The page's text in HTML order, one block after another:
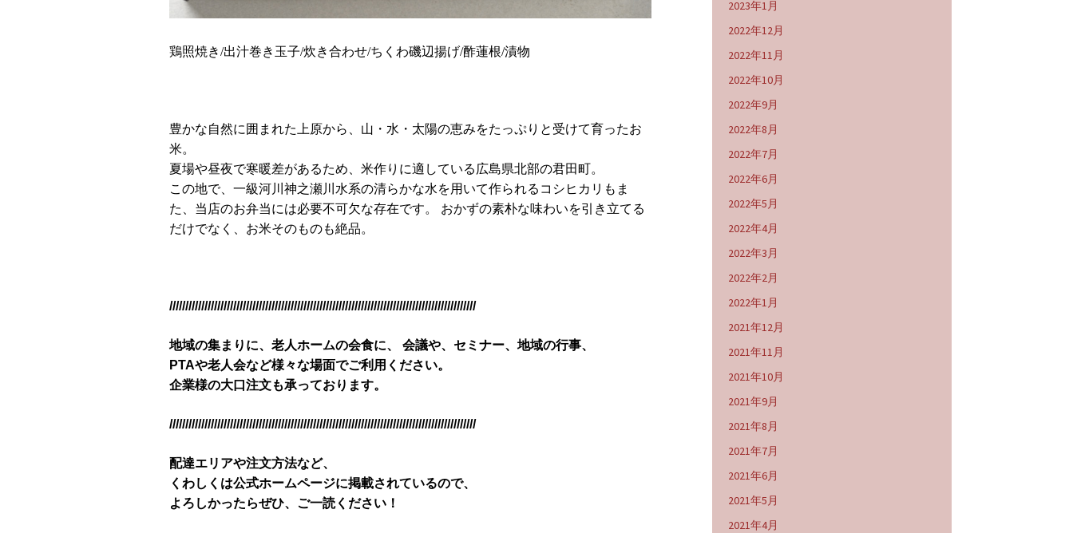
鶏照焼き/出汁巻き玉子/炊き合わせ/ちくわ磯辺揚げ/酢蓮根/漬物
豊かな自然に囲まれた上原から、山・水・太陽の恵みをたっぷりと受けて育ったお
米。
夏場や昼夜で寒暖差があるため、米作りに適している広島県北部の君田町。
この地で、一級河川神之瀬川水系の清らかな水を用いて作られるコシヒカリもま
た、当店のお弁当には必要不可欠な存在です。 おかずの素朴な味わいを引き立てる
だけでなく、お米そのものも絶品。
////////////////////////////////////////////////////////////////////////////////////////////////
地域の集まりに、老人ホームの会食に、 会議や、セミナー、地域の行事、
PTAや老人会など様々な場面でご利用ください。
企業様の大口注文も承っております。
////////////////////////////////////////////////////////////////////////////////////////////////
配達エリアや注文方法など、
くわしくは公式ホームページに掲載されているので、
よろしかったらぜひ、ご一読ください！
2023年1月
2022年12月
2022年11月
2022年10月
2022年9月
2022年8月
2022年7月
2022年6月
2022年5月
2022年4月
2022年3月
2022年2月
2022年1月
2021年12月
2021年11月
2021年10月
2021年9月
2021年8月
2021年7月
2021年6月
2021年5月
2021年4月